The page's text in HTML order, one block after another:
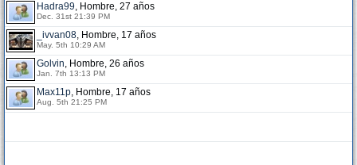
Hadra99, Hombre, 27 años
Dec. 31st 21:39 PM
_ivvan08, Hombre, 17 años
May. 5th 10:29 AM
Golvin, Hombre, 26 años
Jan. 7th 13:13 PM
Max11p, Hombre, 17 años
Aug. 5th 21:25 PM